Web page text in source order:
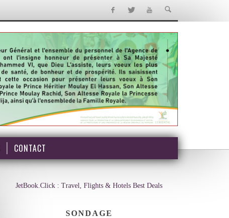
CONTACT
JetBook.Click : Travel, Flights & Hotels Best Deals
SONDAGE